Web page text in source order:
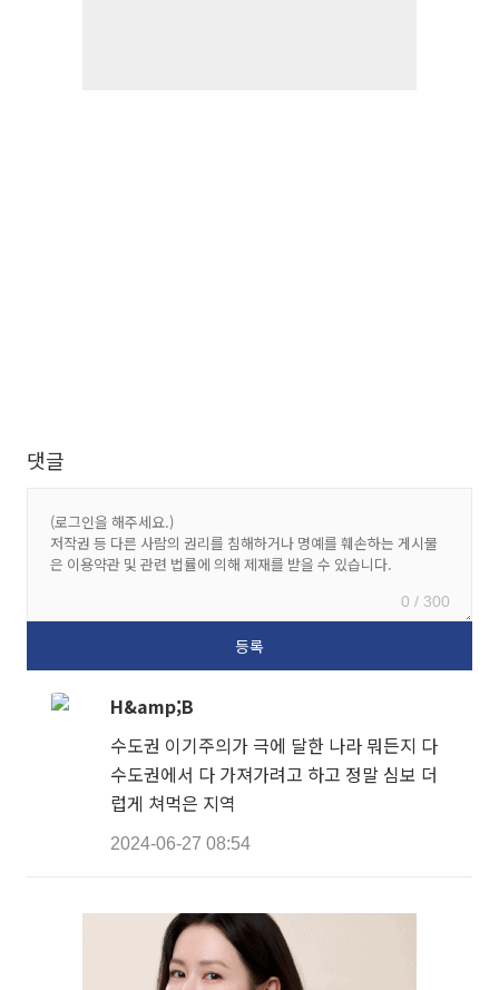
댓글
0 / 300
H&amp;B
수도권 이기주의가 극에 달한 나라 뭐든지 다
수도권에서 다 가져가려고 하고 정말 심보 더
럽게 쳐먹은 지역
2024-06-27 08:54